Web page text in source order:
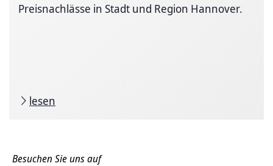
Preisnachlässe in Stadt und Region Hannover.
lesen
Besuchen Sie uns auf